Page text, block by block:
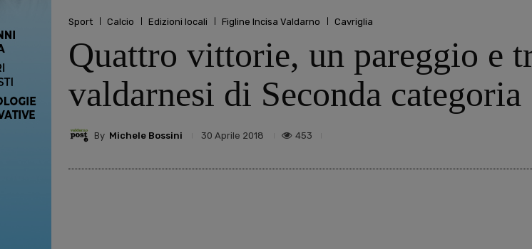
Sport Calcio Edizioni locali Figline Incisa Valdarno Cavriglia
Quattro vittorie, un pareggio e
valdarnesi di Seconda categoria
By Michele Bossini 30 Aprile 2018 453